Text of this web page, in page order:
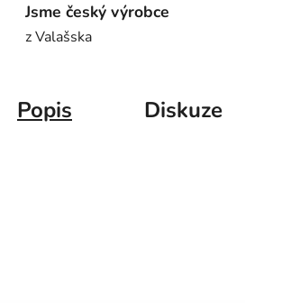
Jsme český výrobce
z Valašska
Popis Diskuze